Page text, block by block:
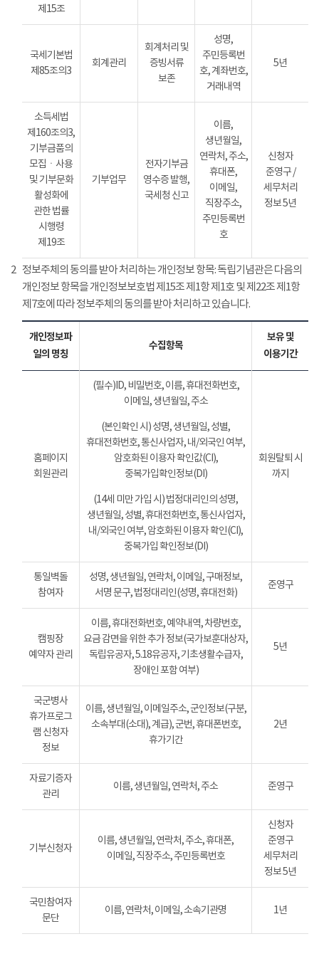
제15조
국세기본법
제85조의3
회계관리
회계처리 및
증빙서류
보존
성명,
주민등록번
호, 계좌번호,
거래내역
5년
소득세법
제160조의3,
기부금품의
모집ㆍ사용
및 기부문화
활성화에
관한 법률
시행령
제19조
기부업무
전자기부금
영수증 발행,
국세청 신고
이름,
생년월일,
연락처, 주소,
휴대폰,
이메일,
직장주소,
주민등록번
호
신청자
준영구 /
세무처리
정보 5년
2 정보주체의 동의를 받아 처리하는 개인정보 항목: 독립기념관은 다음의
개인정보 항목을 개인정보보호법 제15조 제1항 제1호 및 제22조 제1항
제7호에 따라 정보주체의 동의를 받아 처리하고 있습니다.
개인정보파
일의 명칭
수집항목
보유 및
이용기간
홈페이지
회원관리
(필수)ID, 비밀번호, 이름, 휴대전화번호,
이메일, 생년월일, 주소
(본인확인 시) 성명, 생년월일, 성별,
휴대전화번호, 통신사업자, 내/외국인 여부,
암호화된 이용자 확인값(CI),
중복가입확인정보(DI)
(14세 미만 가입 시) 법정대리인의 성명,
생년월일, 성별, 휴대전화번호, 통신사업자,
내/외국인 여부, 암호화된 이용자 확인(CI),
중복가입 확인정보(DI)
회원탈퇴 시
까지
통일벽돌
참여자
성명, 생년월일, 연락처, 이메일, 구매정보,
서명 문구, 법정대리인(성명, 휴대전화)
준영구
캠핑장
예약자 관리
이름, 휴대전화번호, 예약내역, 차량번호,
요금 감면을 위한 추가 정보(국가보훈대상자,
독립유공자, 5.18유공자, 기초생활수급자,
장애인 포함 여부)
5년
국군병사
휴가프로그
램 신청자
정보
이름, 생년월일, 이메일주소, 군인정보(구분,
소속부대(소대), 계급), 군번, 휴대폰번호,
휴가기간
2년
자료기증자
관리
이름, 생년월일, 연락처, 주소 준영구
기부신청자
이름, 생년월일, 연락처, 주소, 휴대폰,
이메일, 직장주소, 주민등록번호
신청자
준영구
세무처리
정보 5년
국민참여자
문단
이름, 연락처, 이메일, 소속기관명 1년